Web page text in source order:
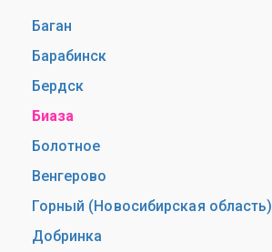
Баган
Барабинск
Бердск
Биаза
Болотное
Венгерово
Горный (Новосибирская область)
Добринка